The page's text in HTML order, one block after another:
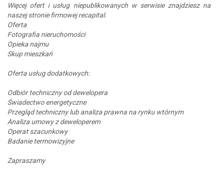
Więcej ofert i usług niepublikowanych w serwisie znajdziesz na
naszej stronie firmowej recapital.
Oferta
Fotografia nieruchomości
Opieka najmu
Skup mieszkań
Oferta usług dodatkowych:
Odbiór techniczny od dewelopera
Świadectwo energetyczne
Przegląd techniczny lub analiza prawna na rynku wtórnym
Analiza umowy z deweloperem
Operat szacunkowy
Badanie termowizyjne
Zapraszamy